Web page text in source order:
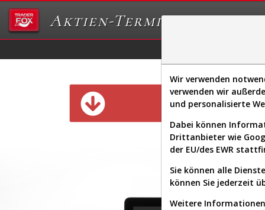
Aktien-Terminal
Diese
Wir verwenden
verwenden wir
und personalisierte
Dabei können
Drittanbieter wie
der EU/des EWR
Sie können alle
können Sie jederzeit
Weitere